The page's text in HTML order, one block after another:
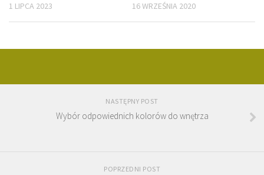
1 LIPCA 2023 16 WRZEŚNIA 2020
NASTĘPNY POST
Wybór odpowiednich kolorów do wnętrza
POPRZEDNI POST